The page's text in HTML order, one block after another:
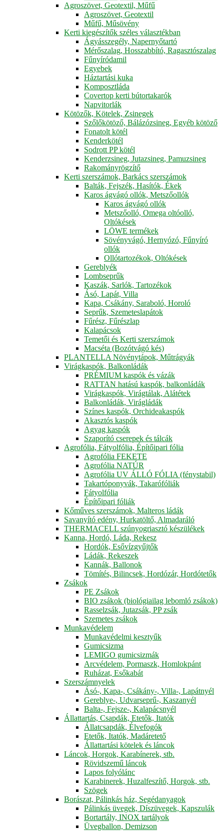
Agroszövet, Geotextil, Műfű
Agroszövet, Geotextil
Műfű, Műsövény
Kerti kiegészítők széles választékban
Ágyásszegély, Napernyőtartó
Mérőszalag, Hosszabbító, Ragasztószalag
Fűnyíródamil
Egyebek
Háztartási kuka
Komposztláda
Covertop kerti bútortakarók
Napvitorlák
Kötözők, Kötelek, Zsinegek
Szőlőkötöző, Bálázózsineg, Egyéb kötöző
Fonatolt kötél
Kenderkötél
Sodrott PP kötél
Kenderzsineg, Jutazsineg, Pamuzsineg
Rakományrögzítő
Kerti szerszámok, Barkács szerszámok
Balták, Fejszék, Hasítók, Ékek
Karos ágvágó ollók, Metszőollók
Karos ágvágó ollók
Metszőolló, Omega oltóolló,
Oltókések
LÖWE termékek
Sövényvágó, Hernyózó, Fűnyíró
ollók
Ollótartozékok, Oltókések
Gereblyék
Lombseprűk
Kaszák, Sarlók, Tartozékok
Ásó, Lapát, Villa
Kapa, Csákány, Saraboló, Horoló
Seprűk, Szemeteslapátok
Fűrész, Fűrészlap
Kalapácsok
Temetői és Kerti szerszámok
Macséta (Bozótvágó kés)
PLANTELLA Növénytápok, Műtrágyák
Virágkaspók, Balkonládák
PRÉMIUM kaspók és vázák
RATTAN hatású kaspók, balkonládák
Virágkaspók, Virágtálak, Alátétek
Balkonládák, Virágládák
Színes kaspók, Orchideakaspók
Akasztós kaspók
Agyag kaspók
Szaporító cserepek és tálcák
Agrofólia, Fátyolfólia, Építőipari fólia
Agrofólia FEKETE
Agrofólia NATÚR
Agrofólia UV ÁLLÓ FÓLIA (fénystabil)
Takartóponyvák, Takarófóliák
Fátyolfólia
Építőipari fóliák
Kőműves szerszámok, Malteros ládák
Savanyító edény, Hurkatöltő, Almadaráló
THERMACELL szúnyogriasztó készülékek
Kanna, Hordó, Láda, Rekesz
Hordók, Esővízgyűjtők
Ládák, Rekeszek
Kannák, Ballonok
Tömítés, Bilincsek, Hordózár, Hordótetők
Zsákok
PE Zsákok
BIO zsákok (biológiailag lebomló zsákok)
Rasselzsák, Jutazsák, PP zsák
Szemetes zsákok
Munkavédelem
Munkavédelmi kesztyűk
Gumicsizma
LEMIGO gumicsizmák
Arcvédelem, Pormaszk, Homlokpánt
Ruházat, Esőkabát
Szerszámnyelek
Ásó-, Kapa-, Csákány-, Villa-, Lapátnyél
Gereblye-, Udvarseprű-, Kaszanyél
Balta-, Fejsze-, Kalapácsnyél
Állattartás, Csapdák, Etetők, Itatók
Állatcsapdák, Élvefogók
Etetők, Itatók, Madáretető
Állattartási kötelek és láncok
Láncok, Horgok, Karabínerek, stb.
Rövidszemű láncok
Lapos folyólánc
Karabinerek, Huzalfeszítő, Horgok, stb.
Szögek
Borászat, Pálinkás ház, Segédanyagok
Pálinkás üvegek, Díszüvegek, Kapszulák
Bortartály, INOX tartályok
Üvegballon, Demizson